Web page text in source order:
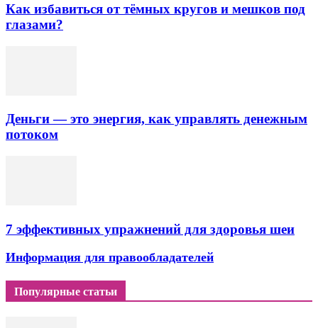
Как избавиться от тёмных кругов и мешков под
глазами?
Деньги — это энергия, как управлять денежным
потоком
7 эффективных упражнений для здоровья шеи
Информация для правообладателей
Популярные статьи